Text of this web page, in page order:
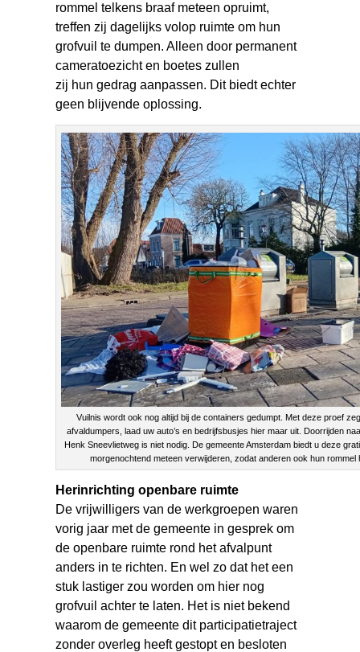
rommel telkens braaf meteen opruimt,
treffen zij dagelijks volop ruimte om hun
grofvuil te dumpen. Alleen door permanent
cameratoezicht en boetes zullen
zij hun gedrag aanpassen. Dit biedt echter
geen blijvende oplossing.
Vuilnis wordt ook nog altijd bij de containers gedumpt. Met deze proef
afvaldumpers, laad uw auto’s en bedrijfsbusjes hier maar uit. Doorrijden
Henk Sneevlietweg is niet nodig. De gemeente Amsterdam biedt u deze
morgenochtend meteen verwijderen, zodat anderen ook hun rommel
Herinrichting openbare ruimte
De vrijwilligers van de werkgroepen waren
vorig jaar met de gemeente in gesprek om
de openbare ruimte rond het afvalpunt
anders in te richten. En wel zo dat het een
stuk lastiger zou worden om hier nog
grofvuil achter te laten. Het is niet bekend
waarom de gemeente dit participatietraject
zonder overleg heeft gestopt en besloten